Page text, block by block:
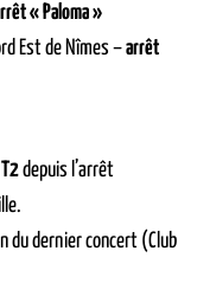
« Paloma »
Est de Nîmes –arrêt
depuis l’arrêt
du dernier concert (Club